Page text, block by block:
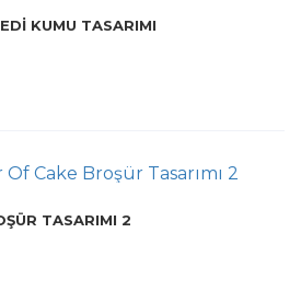
KUMU TASARIMI
TASARIMI 2